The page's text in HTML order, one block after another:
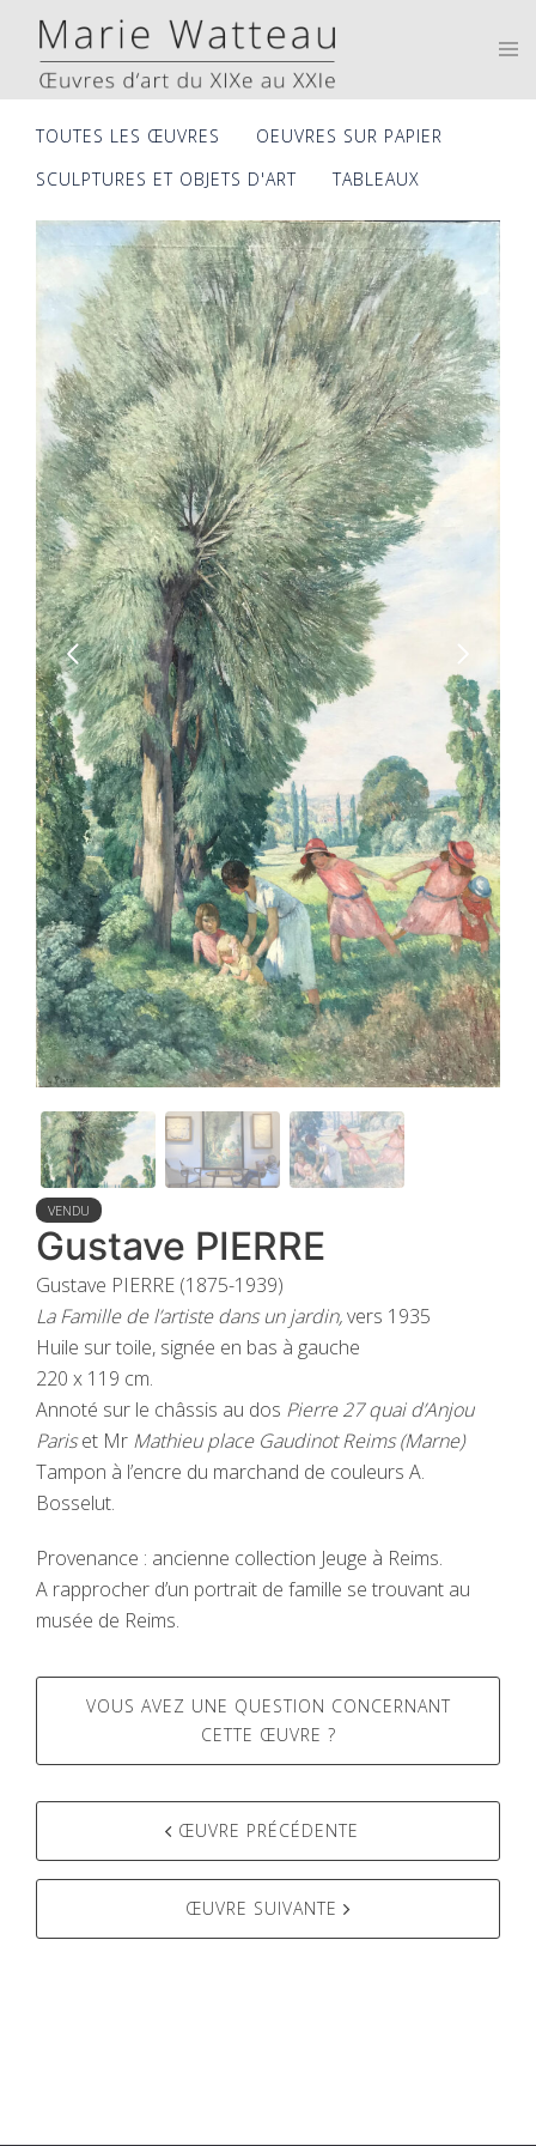
content
TOUTES LES ŒUVRES
OEUVRES SUR PAPIER
SCULPTURES ET OBJETS D'ART
TABLEAUX
VENDU
Gustave PIERRE
Gustave PIERRE (1875-1939)
La Famille de l’artiste dans un jardin,vers 1935
Huile sur toile, signée en bas à gauche
220 x 119 cm.
Annoté sur le châssis au dos Pierre 27 quai d’Anjou
Pariset Mr Mathieu place Gaudinot Reims (Marne)
Tampon à l’encre du marchand de couleurs A.
Bosselut.
Provenance : ancienne collection Jeuge à Reims.
A rapprocher d’un portrait de famille se trouvant au
musée de Reims.
VOUS AVEZ UNE QUESTION CONCERNANT
CETTE ŒUVRE ?
Post
navigation
ŒUVRE PRÉCÉDENTE
ŒUVRE SUIVANTE